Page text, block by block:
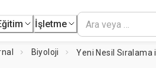
İşletme
Biyoloji